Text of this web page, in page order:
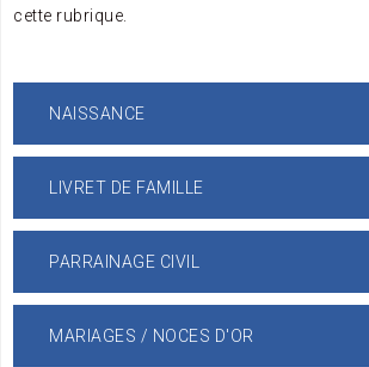
cette rubrique.
NAISSANCE
LIVRET DE FAMILLE
PARRAINAGE CIVIL
MARIAGES / NOCES D'OR